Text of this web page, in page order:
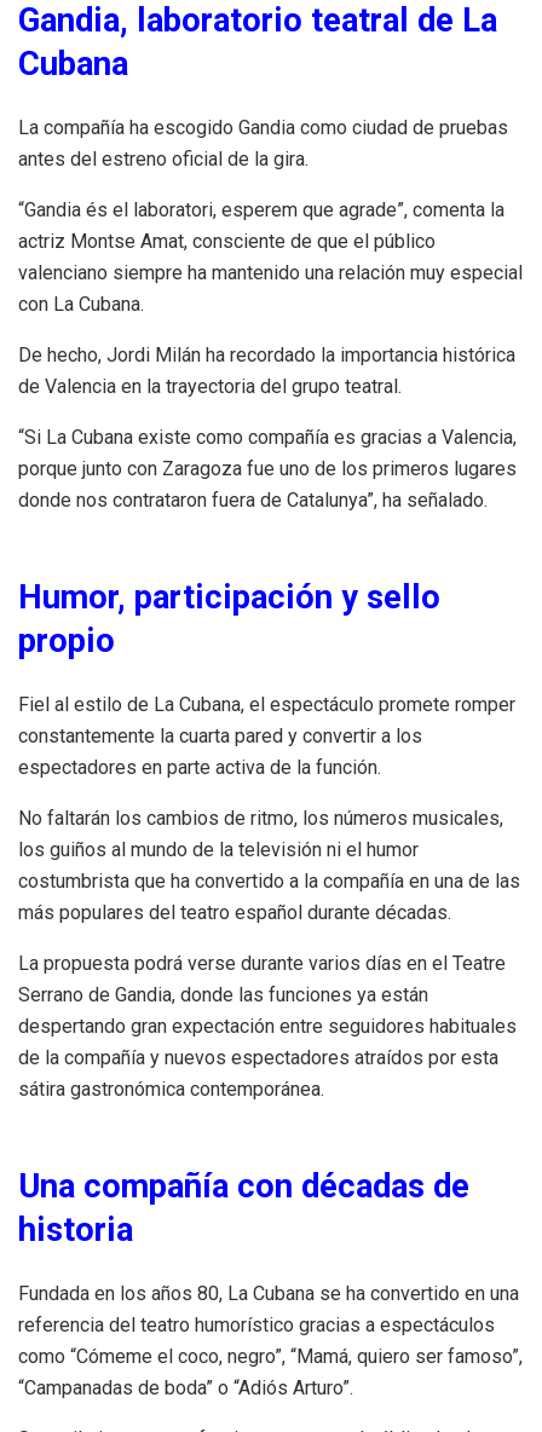
Gandia, laboratorio teatral de La
Cubana
La compañía ha escogido Gandia como ciudad de pruebas
antes del estreno oficial de la gira.
“Gandia és el laboratori, esperem que agrade”, comenta la
actriz Montse Amat, consciente de que el público
valenciano siempre ha mantenido una relación muy especial
con La Cubana.
De hecho, Jordi Milán ha recordado la importancia histórica
de Valencia en la trayectoria del grupo teatral.
“Si La Cubana existe como compañía es gracias a Valencia,
porque junto con Zaragoza fue uno de los primeros lugares
donde nos contrataron fuera de Catalunya”, ha señalado.
Humor, participación y sello
propio
Fiel al estilo de La Cubana, el espectáculo promete romper
constantemente la cuarta pared y convertir a los
espectadores en parte activa de la función.
No faltarán los cambios de ritmo, los números musicales,
los guiños al mundo de la televisión ni el humor
costumbrista que ha convertido a la compañía en una de las
más populares del teatro español durante décadas.
La propuesta podrá verse durante varios días en el Teatre
Serrano de Gandia, donde las funciones ya están
despertando gran expectación entre seguidores habituales
de la compañía y nuevos espectadores atraídos por esta
sátira gastronómica contemporánea.
Una compañía con décadas de
historia
Fundada en los años 80, La Cubana se ha convertido en una
referencia del teatro humorístico gracias a espectáculos
como “Cómeme el coco, negro”, “Mamá, quiero ser famoso”,
“Campanadas de boda” o “Adiós Arturo”.